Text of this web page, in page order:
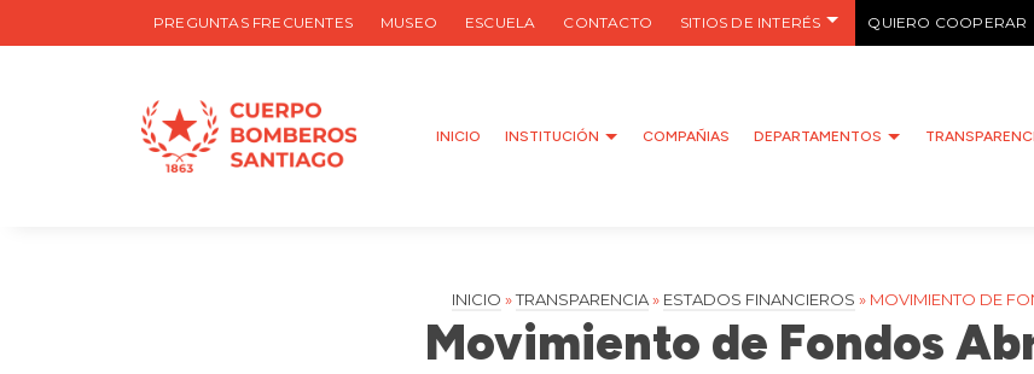
PREGUNTAS FRECUENTES MUSEO ESCUELA CONTACTO SITIOS DE INTERÉS QUIERO COOPERAR
INICIO INSTITUCIÓN COMPAÑIAS DEPARTAMENTOS
INICIO »TRANSPARENCIA» ESTADOS FINANCIEROS » MOVIMIENTO DE
Movimiento de Fondos